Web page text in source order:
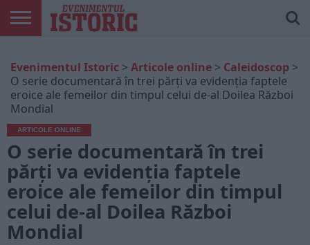
ONLINE
EDIȚII
TIPĂRITE
ISTORIC
PLAY
CONTUL
MEU
Evenimentul Istoric > Articole online > Caleidoscop >
O serie documentară în trei părți va evidenția faptele
eroice ale femeilor din timpul celui de-al Doilea Război
Mondial
ARTICOLE ONLINE
O serie documentară în trei
părți va evidenția faptele
eroice ale femeilor din timpul
celui de-al Doilea Război
Mondial